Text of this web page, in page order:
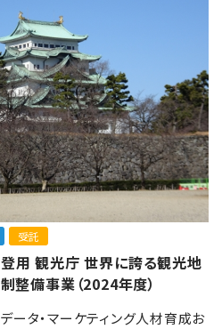
受託
用 観光庁 世界に誇る観光地
整備事業（2024年度）
ータ・マーケティング人材育成お